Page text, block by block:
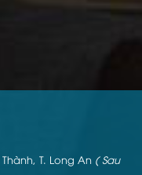
T. Long An ( Sau